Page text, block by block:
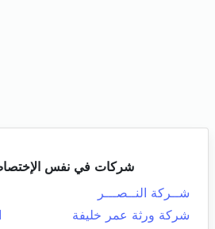
شركات في نفس
شــركة النــصـــر
شركة ورثة عمر خليفة